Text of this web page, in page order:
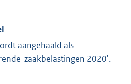
aangehaald als
zaakbelastingen 2020'.